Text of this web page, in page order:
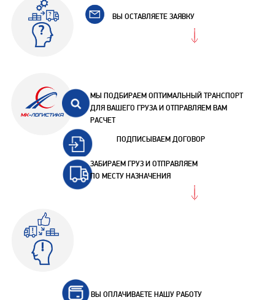
ВЫ ОСТАВЛЯЕТЕ ЗАЯВКУ
МЫ ПОДБИРАЕМ ОПТИМАЛЬНЫЙ ТРАНСПОРТ
ДЛЯ ВАШЕГО ГРУЗА И ОТПРАВЛЯЕМ ВАМ
РАСЧЕТ
ПОДПИСЫВАЕМ ДОГОВОР
ЗАБИРАЕМ ГРУЗ И ОТПРАВЛЯЕМ
ПО МЕСТУ НАЗНАЧЕНИЯ
ВЫ ОПЛАЧИВАЕТЕ НАШУ РАБОТУ